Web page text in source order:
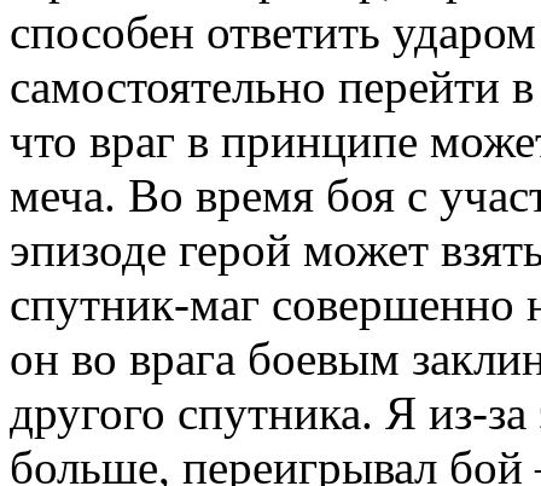
способен ответить
самостоятельно
что враг в принципе
меча. Во время боя с
эпизоде герой может
спутник-маг совершенно
он во врага боевым
другого спутника. Я из-за
больше, переигрывал